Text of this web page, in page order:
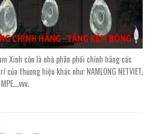
Xinh còn là nhà phân phối chính hãng các
thương hiệu khác như: NAMLONG NETVIET,